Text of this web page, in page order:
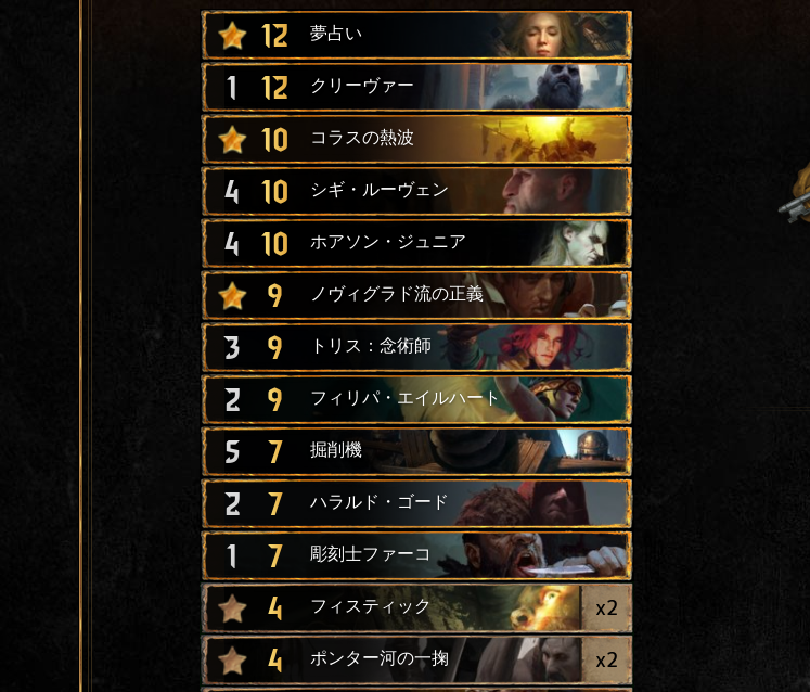
12 夢占い
1 12 クリーヴァー
10 コラスの熱波
4 10 シギ・ルーヴェン
4 10 ホアソン・ジュニア
9 ノヴィグラド流の正義
3 9 トリス：念術師
2 9 フィリパ・エイルハート
5 7 掘削機
2 7 ハラルド・ゴード
1 7 彫刻士ファーコ
4 フィスティック x2
4 ポンター河の一掬 x2